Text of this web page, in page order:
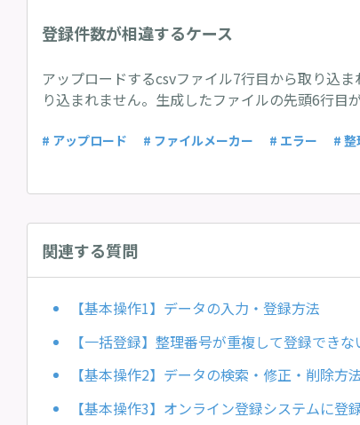
登録件数が相違するケース
アップロードするcsvファイル7行目から取り込
り込まれません。生成したファイルの先頭6行目
# アップロード # ファイルメーカー # エラー # 整
関連する質問
【基本操作1】データの入力・登録方法
【一括登録】整理番号が重複して登録でき
【基本操作2】データの検索・修正・削除方
【基本操作3】オンライン登録システムに登